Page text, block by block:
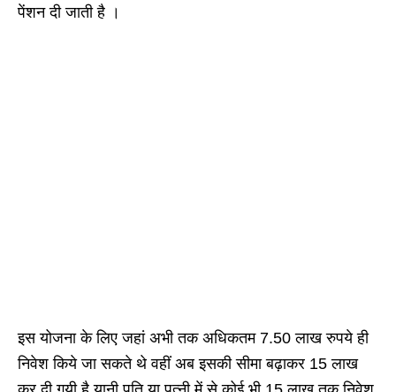
पेंशन दी जाती है ।
इस योजना के लिए जहां अभी तक अधिकतम 7.50 लाख रुपये ही
निवेश किये जा सकते थे वहीं अब इसकी सीमा बढ़ाकर 15 लाख